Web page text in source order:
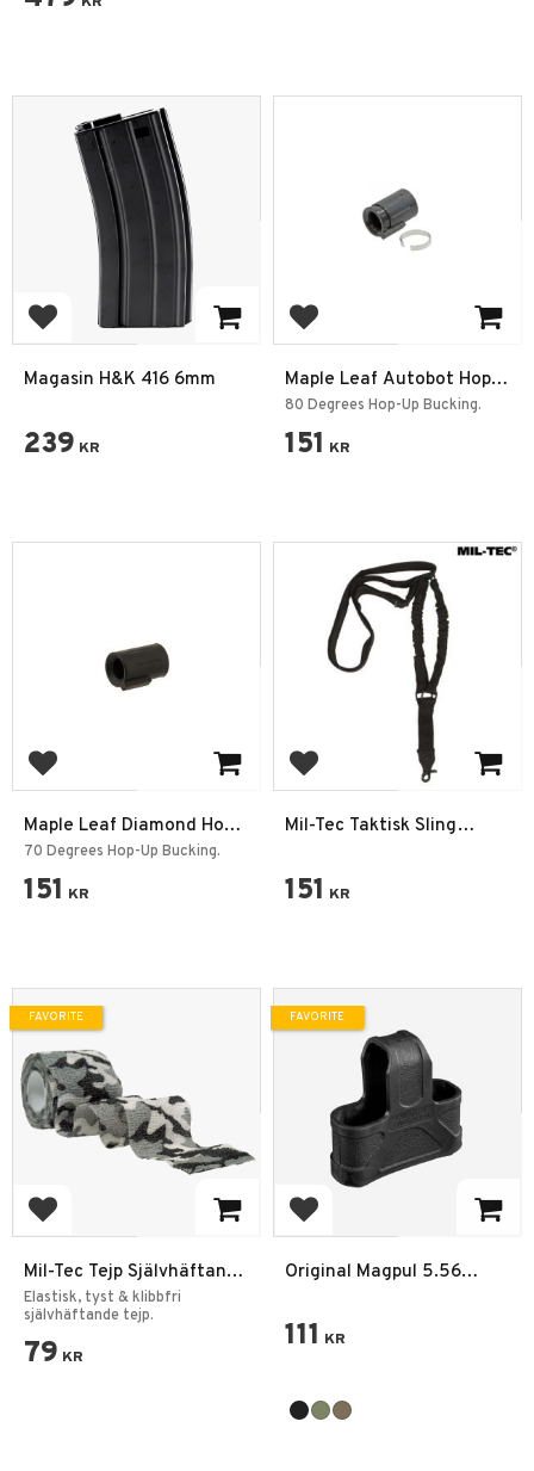
Add to favorites
Magasin H&K 416 6mm
239 KR
Add to favorites
Maple Leaf Autobot Hop-
up Gummi GBB/VSR-10
80 Degrees Hop-Up Bucking.
151 KR
Add to favorites
Maple Leaf Diamond Hop-
up Gummi GBB/VSR-10
70 Degrees Hop-Up Bucking.
151 KR
Add to favorites
Mil-Tec Taktisk Sling
151 KR
Add to favorites
Mil-Tec Tejp Självhäftande
50mm 4,5m Vinter camo
Elastisk, tyst & klibbfri
självhäftande tejp.
79 KR
FAVORITE
Add to favorites
Original Magpul 5.56
111 KR
FAVORITE